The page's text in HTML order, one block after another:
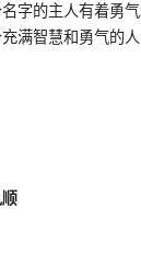
字的主人有着勇
满智慧和勇气的